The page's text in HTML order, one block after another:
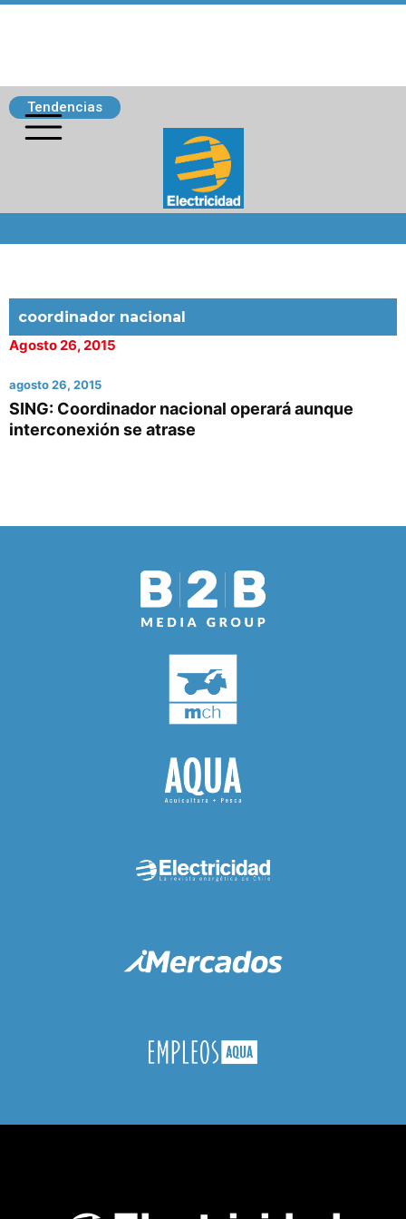
Tendencias
coordinador nacional
Agosto 26, 2015
agosto 26, 2015
SING: Coordinador nacional operará aunque
interconexión se atrase